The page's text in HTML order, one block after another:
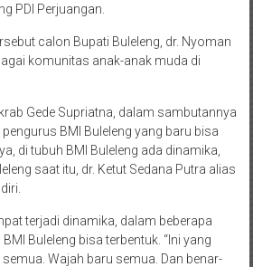
PDI Perjuangan.
calon Bupati Buleleng, dr. Nyoman
komunitas anak-anak muda di
Gede Supriatna, dalam sambutannya
BMI Buleleng yang baru bisa
di tubuh BMI Buleleng ada dinamika,
saat itu, dr. Ketut Sedana Putra alias
terjadi dinamika, dalam beberapa
Buleleng bisa terbentuk. “Ini yang
Wajah baru semua. Dan benar-